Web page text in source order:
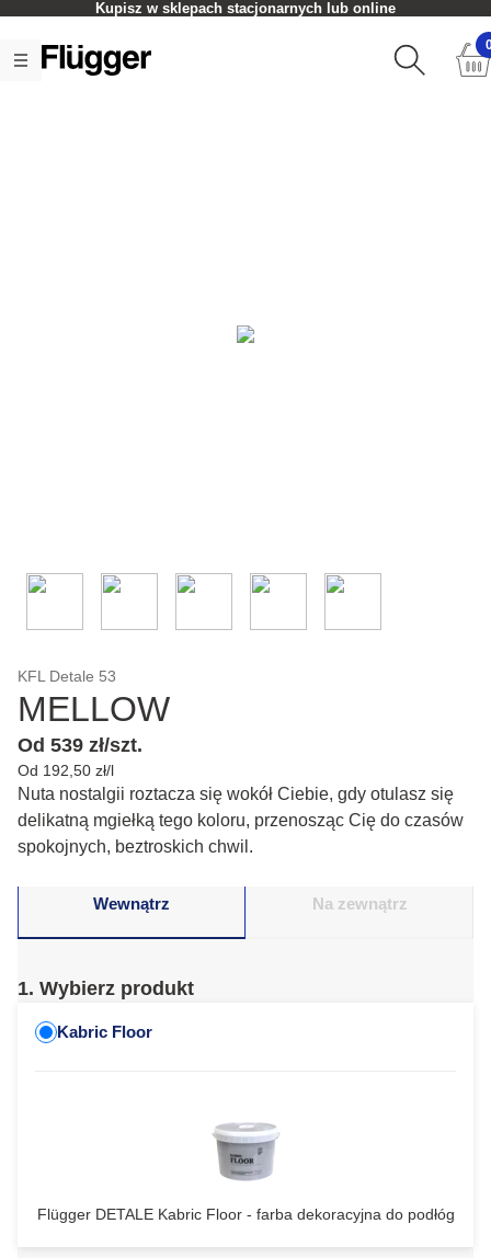
Kupisz w sklepach stacjonarnych lub online
KFL Detale 53
MELLOW
Od 539 zł/szt.
Od 192,50 zł/l
Nuta nostalgii roztacza się wokół Ciebie, gdy otulasz się
delikatną mgiełką tego koloru, przenosząc Cię do czasów
spokojnych, beztroskich chwil.
Wewnątrz Na zewnątrz
1. Wybierz produkt
Kabric Floor
Flügger DETALE Kabric Floor - farba dekoracyjna do podłóg